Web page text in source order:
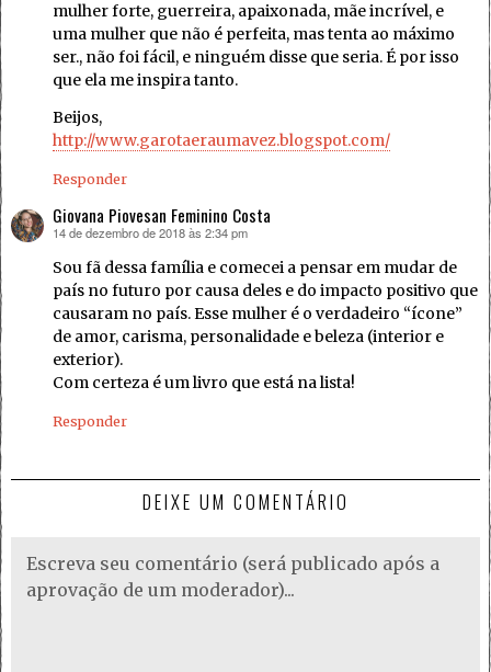
mulher forte, guerreira, apaixonada, mãe incrível, e
uma mulher que não é perfeita, mas tenta ao máximo
ser., não foi fácil, e ninguém disse que seria. É por isso
que ela me inspira tanto.
Beijos,
http://www.garotaeraumavez.blogspot.com/
Responder
Giovana Piovesan Feminino Costa
disse:
14 de dezembro de 2018 às 2:34 pm
Sou fã dessa família e comecei a pensar em mudar de
país no futuro por causa deles e do impacto positivo que
causaram no país. Esse mulher é o verdadeiro “ícone”
de amor, carisma, personalidade e beleza (interior e
exterior).
Com certeza é um livro que está na lista!
Responder
DEIXE UM COMENTÁRIO